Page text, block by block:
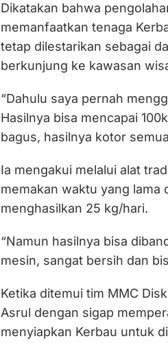
Dikatakan bahwa
memanfaatkan tenaga
tetap dilestarikan sebagai
berkunjung ke kawasan
“Dahulu saya pernah
Hasilnya bisa mencapai
bagus, hasilnya kotor
Ia mengakui melalui alat
memakan waktu yang lama
menghasilkan 25 kg/hari.
“Namun hasilnya bisa
mesin, sangat bersih dan
Ketika ditemui tim MMC
Asrul dengan sigap
menyiapkan Kerbau untuk